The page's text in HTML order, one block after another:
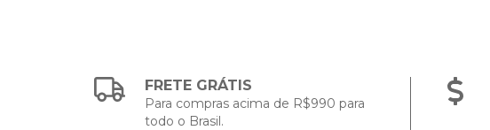
FRETE GRÁTIS
Para compras acima de R$990 para
todo o Brasil.